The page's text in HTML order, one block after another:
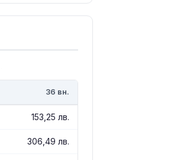
36 вн.
153,25 лв.
306,49 лв.